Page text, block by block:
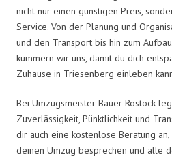
nicht nur einen günstigen Preis,
Service. Von der Planung und
und den Transport bis hin zum
kümmern wir uns, damit du dich
Zuhause in Triesenberg einleben
Bei Umzugsmeister Bauer Rostock
Zuverlässigkeit, Pünktlichkeit und
dir auch eine kostenlose Beratung
deinen Umzug besprechen und alle